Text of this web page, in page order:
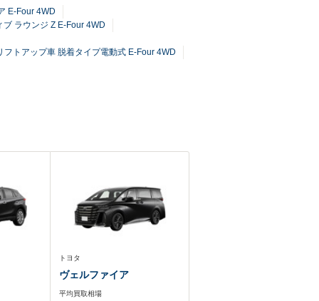
E-Four 4WD
ラウンジ Z E-Four 4WD
トアップ車 脱着タイプ電動式 E-Four 4WD
トヨタ
ヴェルファイア
平均買取相場